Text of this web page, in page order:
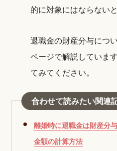
的に対象にはならない
退職金の財産分与につ
ページで解説していま
てみてください。
合わせて読みたい関連
離婚時に退職金は財産分
金額の計算方法